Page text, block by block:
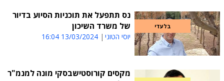
בלעדי
נס תתפעל את תוכניות הסיוע בדיור
של משרד השיכון
יוסי הטוני 13/03/2024 16:04
מקסים קורוסטישבסקי מונה למנמ"ר